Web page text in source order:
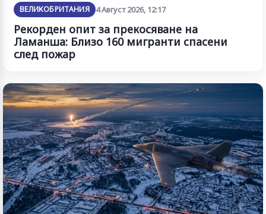
ВЕЛИКОБРИТАНИЯ 4 Август 2026, 12:17
Рекорден опит за прекосяване на
Ламанша: Близо 160 мигранти спасени
след пожар